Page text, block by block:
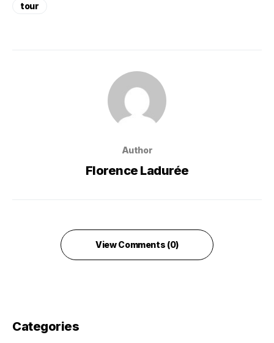
tour
Author
Florence Ladurée
View Comments (0)
Categories